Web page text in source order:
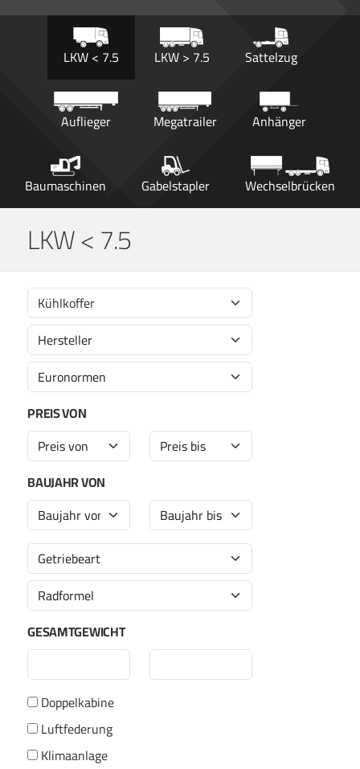
LKW < 7.5 LKW > 7.5 Sattelzug
Auflieger Megatrailer Anhänger
Baumaschinen Gabelstapler Wechselbrücken
LKW < 7.5
Kühlkoffer
PREIS VON
BAUJAHR VON
GESAMTGEWICHT
Doppelkabine
Luftfederung
Klimaanlage